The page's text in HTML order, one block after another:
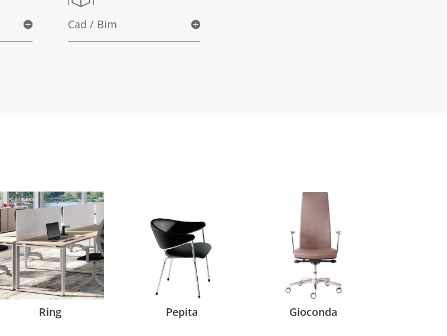
Cad / Bim
Ring Pepita Gioconda